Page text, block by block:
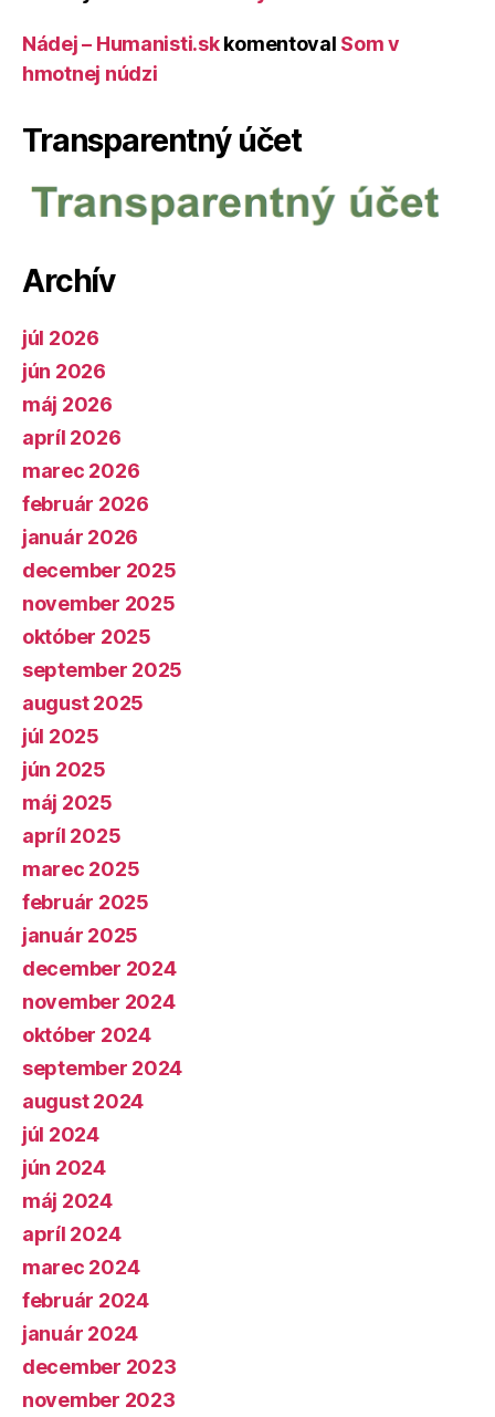
Nádej – Humanisti.skkomentoval Som v
hmotnej núdzi
Transparentný účet
Archív
júl 2026
jún 2026
máj 2026
apríl 2026
marec 2026
február 2026
január 2026
december 2025
november 2025
október 2025
september 2025
august 2025
júl 2025
jún 2025
máj 2025
apríl 2025
marec 2025
február 2025
január 2025
december 2024
november 2024
október 2024
september 2024
august 2024
júl 2024
jún 2024
máj 2024
apríl 2024
marec 2024
február 2024
január 2024
december 2023
november 2023